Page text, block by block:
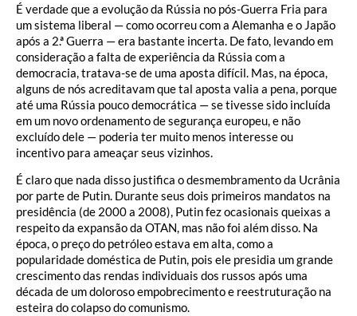
É verdade que a evolução da Rússia no pós-Guerra Fria para
um sistema liberal — como ocorreu com a Alemanha e o Japão
após a 2.ª Guerra — era bastante incerta. De fato, levando em
consideração a falta de experiência da Rússia com a
democracia, tratava-se de uma aposta difícil. Mas, na época,
alguns de nós acreditavam que tal aposta valia a pena, porque
até uma Rússia pouco democrática — se tivesse sido incluída
em um novo ordenamento de segurança europeu, e não
excluído dele — poderia ter muito menos interesse ou
incentivo para ameaçar seus vizinhos.
É claro que nada disso justifica o desmembramento da Ucrânia
por parte de Putin. Durante seus dois primeiros mandatos na
presidência (de 2000 a 2008), Putin fez ocasionais queixas a
respeito da expansão da OTAN, mas não foi além disso. Na
época, o preço do petróleo estava em alta, como a
popularidade doméstica de Putin, pois ele presidia um grande
crescimento das rendas individuais dos russos após uma
década de um doloroso empobrecimento e reestruturação na
esteira do colapso do comunismo.